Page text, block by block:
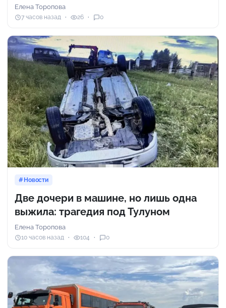
Елена Торопова
7 часов назад 26 0
Новости
Две дочери в машине, но лишь одна
выжила: трагедия под Тулуном
Елена Торопова
10 часов назад 104 0